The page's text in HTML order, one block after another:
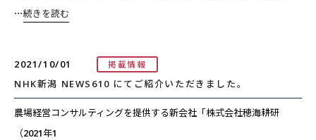
⋯続きを読む
2021/10/01 掲載情報
NHK新潟 NEWS610 にてご紹介いただきました。
農場経営コンサルティングを提供する新会社「株式会社穂海耕研
（2021年1